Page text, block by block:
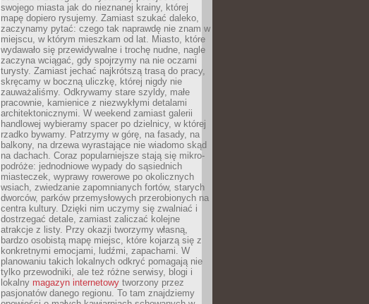
swojego miasta jak do nieznanej krainy, której
mapę dopiero rysujemy. Zamiast szukać daleko,
zaczynamy pytać: czego tak naprawdę nie znam w
miejscu, w którym mieszkam od lat. Miasto, które
wydawało się przewidywalne i trochę nudne, nagle
zaczyna wciągać, gdy spojrzymy na nie oczami
turysty. Zamiast jechać najkrótszą trasą do pracy,
skręcamy w boczną uliczkę, której nigdy nie
zauważaliśmy. Odkrywamy stare szyldy, małe
pracownie, kamienice z niezwykłymi detalami
architektonicznymi. W weekend zamiast galerii
handlowej wybieramy spacer po dzielnicy, w której
rzadko bywamy. Patrzymy w górę, na fasady, na
balkony, na drzewa wyrastające nie wiadomo skąd
na dachach. Coraz popularniejsze stają się mikro-
podróże: jednodniowe wypady do sąsiednich
miasteczek, wyprawy rowerowe po okolicznych
wsiach, zwiedzanie zapomnianych fortów, starych
dworców, parków przemysłowych przerobionych na
centra kultury. Dzięki nim uczymy się zwalniać i
dostrzegać detale, zamiast zaliczać kolejne
atrakcje z listy. Przy okazji tworzymy własną,
bardzo osobistą mapę miejsc, które kojarzą się z
konkretnymi emocjami, ludźmi, zapachami. W
planowaniu takich lokalnych odkryć pomagają nie
tylko przewodniki, ale też różne serwisy, blogi i
lokalny magazyn internetowy tworzony przez
pasjonatów danego regionu. To tam znajdziemy